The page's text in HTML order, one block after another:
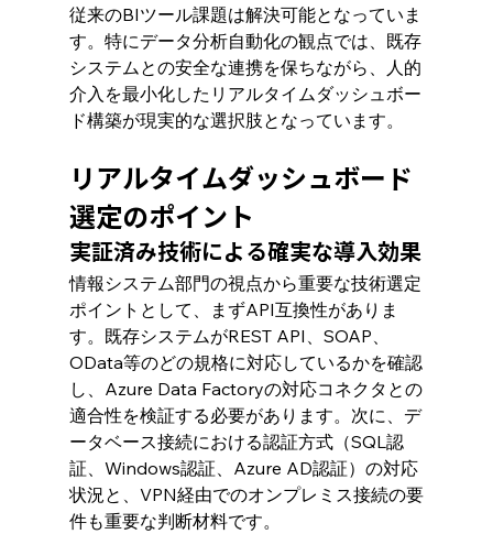
従来のBIツール課題は解決可能となっていま
す。特にデータ分析自動化の観点では、既存
システムとの安全な連携を保ちながら、人的
介入を最小化したリアルタイムダッシュボー
ド構築が現実的な選択肢となっています。
リアルタイムダッシュボード
選定のポイント
実証済み技術による確実な導入効果
情報システム部門の視点から重要な技術選定
ポイントとして、まずAPI互換性がありま
す。既存システムがREST API、SOAP、
OData等のどの規格に対応しているかを確認
し、Azure Data Factoryの対応コネクタとの
適合性を検証する必要があります。次に、デ
ータベース接続における認証方式（SQL認
証、Windows認証、Azure AD認証）の対応
状況と、VPN経由でのオンプレミス接続の要
件も重要な判断材料です。